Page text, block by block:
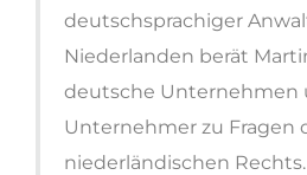
deutschsprachiger
Niederlanden berät
deutsche Unternehmen
Unternehmer zu Fragen
niederländischen